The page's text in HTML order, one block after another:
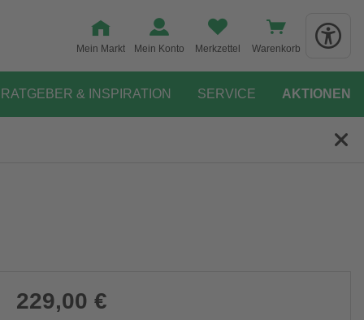
Mein Markt Mein Konto Merkzettel Warenkorb
RATGEBER & INSPIRATION SERVICE AKTIONEN
229,00 €